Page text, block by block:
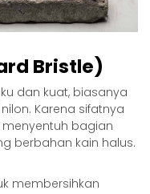
Bristle)
dan kuat, biasanya
Karena sifatnya
menyentuh bagian
berbahan kain halus.
membersihkan